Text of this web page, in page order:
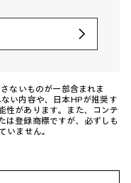
ないものが一部含まれま
い内容や、日本HPが推奨す
性があります。また、コンテ
は登録商標ですが、必ずしも
いません。